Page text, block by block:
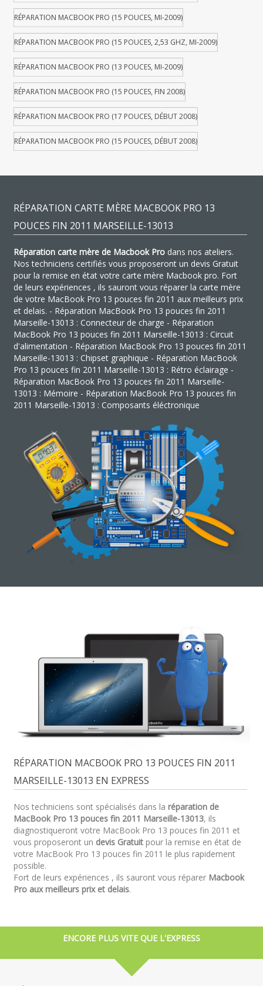
RÉPARATION MACBOOK PRO (15 POUCES, MI-2009)
RÉPARATION MACBOOK PRO (15 POUCES, 2,53 GHZ, MI-2009)
RÉPARATION MACBOOK PRO (13 POUCES, MI-2009)
RÉPARATION MACBOOK PRO (15 POUCES, FIN 2008)
RÉPARATION MACBOOK PRO (17 POUCES, DÉBUT 2008)
RÉPARATION MACBOOK PRO (15 POUCES, DÉBUT 2008)
RÉPARATION CARTE MÈRE MACBOOK PRO 13
POUCES FIN 2011 MARSEILLE-13013
Réparation carte mère de Macbook Prodans nos ateliers.
Nos techniciens certifiés vous proposeront un devis Gratuit
pour la remise en état votre carte mère Macbook pro. Fort
de leurs expériences , ils sauront vous réparer la carte mère
de votre MacBook Pro 13 pouces fin 2011 aux meilleurs prix
et delais. - Réparation MacBook Pro 13 pouces fin 2011
Marseille-13013 : Connecteur de charge - Réparation
MacBook Pro 13 pouces fin 2011 Marseille-13013 : Circuit
d'alimentation - Réparation MacBook Pro 13 pouces fin 2011
Marseille-13013 : Chipset graphique - Réparation MacBook
Pro 13 pouces fin 2011 Marseille-13013 : Rétro éclairage -
Réparation MacBook Pro 13 pouces fin 2011 Marseille-
13013 : Mémoire - Réparation MacBook Pro 13 pouces fin
2011 Marseille-13013 : Composants éléctronique
RÉPARATION MACBOOK PRO 13 POUCES FIN 2011
MARSEILLE-13013 EN EXPRESS
Nos techniciens sont spécialisés dans la réparation de
MacBook Pro 13 pouces fin 2011 Marseille-13013, ils
diagnostiqueront votre MacBook Pro 13 pouces fin 2011 et
vous proposeront un devis Gratuitpour la remise en état de
votre MacBook Pro 13 pouces fin 2011 le plus rapidement
possible.
Fort de leurs expériences , ils sauront vous réparer Macbook
Pro aux meilleurs prix et delais.
ENCORE PLUS VITE QUE L'EXPRESS